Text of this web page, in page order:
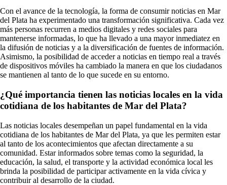
Con el avance de la tecnología, la forma de consumir noticias en Mar
del Plata ha experimentado una transformación significativa. Cada vez
más personas recurren a medios digitales y redes sociales para
mantenerse informadas, lo que ha llevado a una mayor inmediatez en
la difusión de noticias y a la diversificación de fuentes de información.
Asimismo, la posibilidad de acceder a noticias en tiempo real a través
de dispositivos móviles ha cambiado la manera en que los ciudadanos
se mantienen al tanto de lo que sucede en su entorno.
¿Qué importancia tienen las noticias locales en la vida
cotidiana de los habitantes de Mar del Plata?
Las noticias locales desempeñan un papel fundamental en la vida
cotidiana de los habitantes de Mar del Plata, ya que les permiten estar
al tanto de los acontecimientos que afectan directamente a su
comunidad. Estar informados sobre temas como la seguridad, la
educación, la salud, el transporte y la actividad económica local les
brinda la posibilidad de participar activamente en la vida cívica y
contribuir al desarrollo de la ciudad.